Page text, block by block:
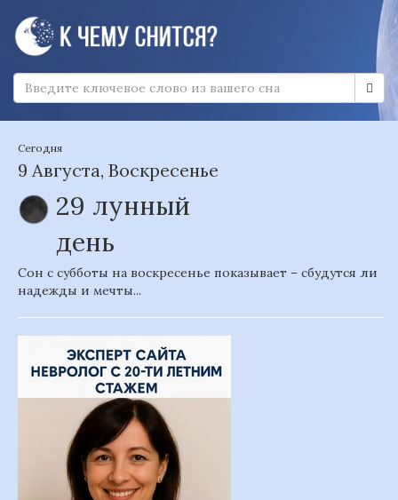
Сегодня
9 Августа, Воскресенье
29 лунный
день
Сон с субботы на воскресенье показывает – сбудутся ли
надежды и мечты...